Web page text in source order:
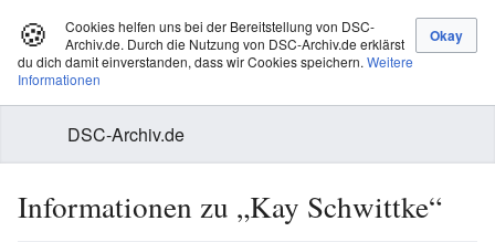
🍪
Cookies helfen uns bei der Bereitstellung von DSC-
Archiv.de. Durch die Nutzung von DSC-Archiv.de erklärst
du dich damit einverstanden, dass wir Cookies speichern. Weitere
Informationen
DSC-Archiv.de
Informationen zu „Kay Schwittke“